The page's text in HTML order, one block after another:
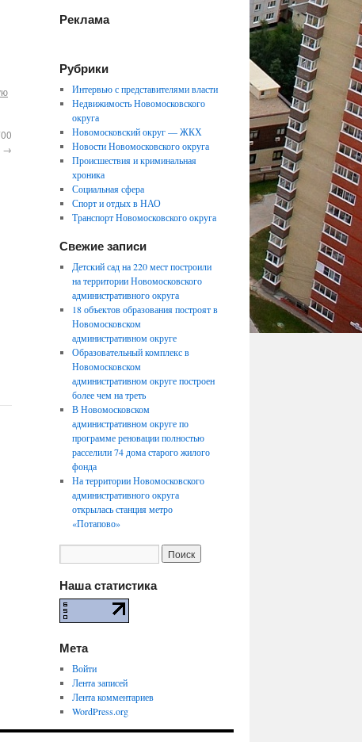
→
Реклама
Рубрики
Интервью с представителями власти
Недвижимость Новомосковского
округа
Новомосковский округ — ЖКХ
Новости Новомосковского округа
Происшествия и криминальная
хроника
Социальная сфера
Спорт и отдых в НАО
Транспорт Новомосковского округа
Свежие записи
Детский сад на 220 мест построили
на территории Новомосковского
административного округа
18 объектов образования построят в
Новомосковском
административном округе
Образовательный комплекс в
Новомосковском
административном округе построен
более чем на треть
В Новомосковском
административном округе по
программе реновации полностью
расселили 74 дома старого жилого
фонда
На территории Новомосковского
административного округа
открылась станция метро
«Потапово»
Наша статистика
Мета
Войти
Лента записей
Лента комментариев
WordPress.org